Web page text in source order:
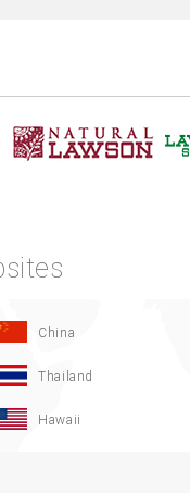
China
Thailand
Hawaii